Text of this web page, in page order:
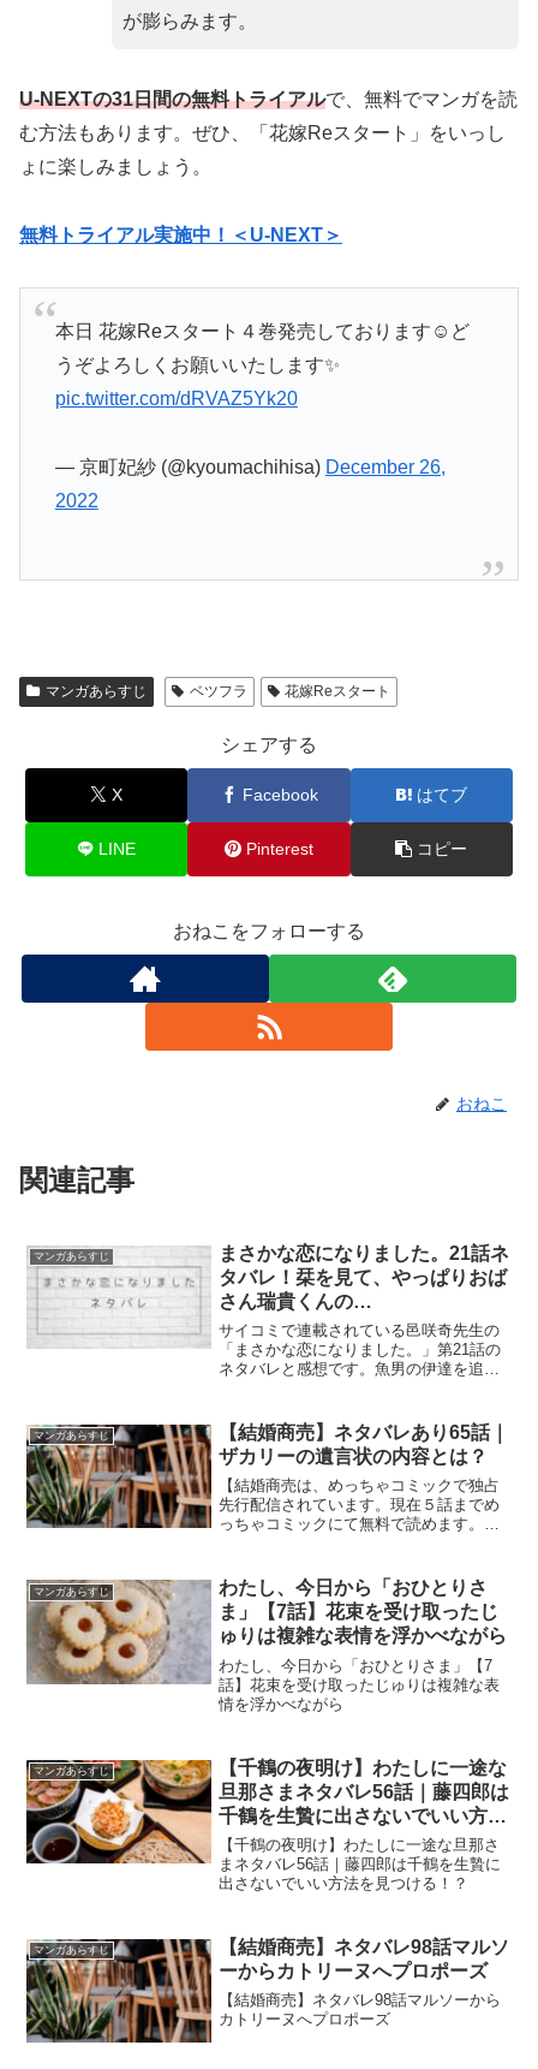
が膨らみます。
U-NEXTの31日間の無料トライアルで、無料でマンガを読
む方法もあります。ぜひ、「花嫁Reスタート」をいっし
ょに楽しみましょう。
無料トライアル実施中！＜U-NEXT＞
本日 花嫁Reスタート４巻発売しております☺️ど
うぞよろしくお願いいたします✨
pic.twitter.com/dRVAZ5Yk20
— 京町妃紗 (@kyoumachihisa) December 26,
2022
マンガあらすじ ベツフラ 花嫁Reスタート
シェアする
X Facebook はてブ
LINE Pinterest コピー
おねこをフォローする
おねこ
関連記事
マンガあらすじ
まさかな恋になりました。21話ネ
タバレ！栞を見て、やっぱりおば
さん瑞貴くんの…
サイコミで連載されている邑咲奇先生の
「まさかな恋になりました。」第21話の
ネタバレと感想です。魚男の伊達を追っ
バル心どころか...
マンガあらすじ
【結婚商売】ネタバレあり65話｜
ザカリーの遺言状の内容とは？
【結婚商売は、めっちゃコミックで独占
先行配信されています。現在５話までめ
っちゃコミックにて無料で読めます。
マンガあらすじ
わたし、今日から「おひとりさ
ま」【7話】花束を受け取ったじ
ゅりは複雑な表情を浮かべながら
わたし、今日から「おひとりさま」【7
話】花束を受け取ったじゅりは複雑な表
情を浮かべながら
マンガあらすじ
【千鶴の夜明け】わたしに一途な
旦那さまネタバレ56話｜藤四郎は
千鶴を生贄に出さないでいい方法
を見つける！？
【千鶴の夜明け】わたしに一途な旦那さ
まネタバレ56話｜藤四郎は千鶴を生贄に
出さないでいい方法を見つける！？
マンガあらすじ
【結婚商売】ネタバレ98話マルソ
ーからカトリーヌへプロポーズ
【結婚商売】ネタバレ98話マルソーから
カトリーヌへプロポーズ